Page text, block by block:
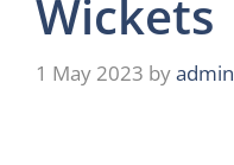
Wickets
1 May 2023 byadmin